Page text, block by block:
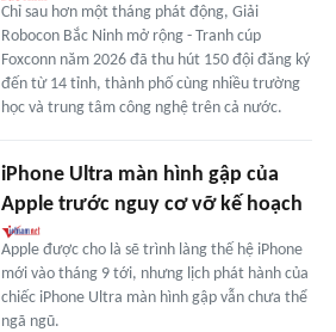
Chỉ sau hơn một tháng phát động, Giải
Robocon Bắc Ninh mở rộng - Tranh cúp
Foxconn năm 2026 đã thu hút 150 đội đăng ký
đến từ 14 tỉnh, thành phố cùng nhiều trường
học và trung tâm công nghệ trên cả nước.
iPhone Ultra màn hình gập của
Apple trước nguy cơ vỡ kế hoạch
Apple được cho là sẽ trình làng thế hệ iPhone
mới vào tháng 9 tới, nhưng lịch phát hành của
chiếc iPhone Ultra màn hình gập vẫn chưa thể
ngã ngũ.